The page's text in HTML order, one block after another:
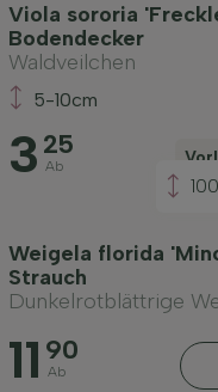
Viola sororia
Bodendecker
Waldveilchen
5-10cm
3 25
Ab
Weigela florida
Strauch
Dunkelrotblättrige
11 90
Ab